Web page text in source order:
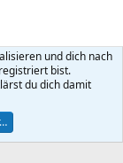
Hilfe
R
und dich nach
bist.
du dich damit